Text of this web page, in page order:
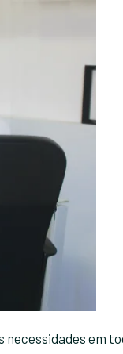
necessidades em